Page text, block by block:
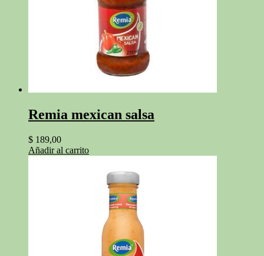
Remia mexican salsa
$ 189,00
Añadir al carrito